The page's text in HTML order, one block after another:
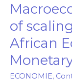
of
African
ECONOMIE,
Macroeconomic
challenges
of
scaling
up
aid